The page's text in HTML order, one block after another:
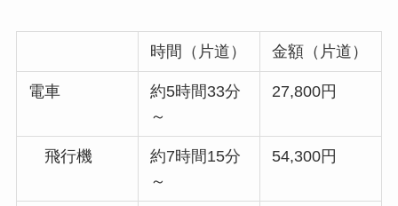
時間（片道） 金額（片道）
電車
約5時間33分
～
27,800円
飛行機
約7時間15分
～
54,300円